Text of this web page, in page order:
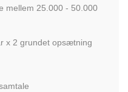
mellem 25.000 - 50.000
x 2 grundet opsætning